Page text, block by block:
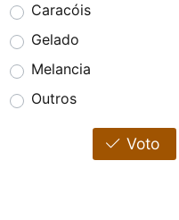
Caracóis
Gelado
Melancia
Outros
Voto